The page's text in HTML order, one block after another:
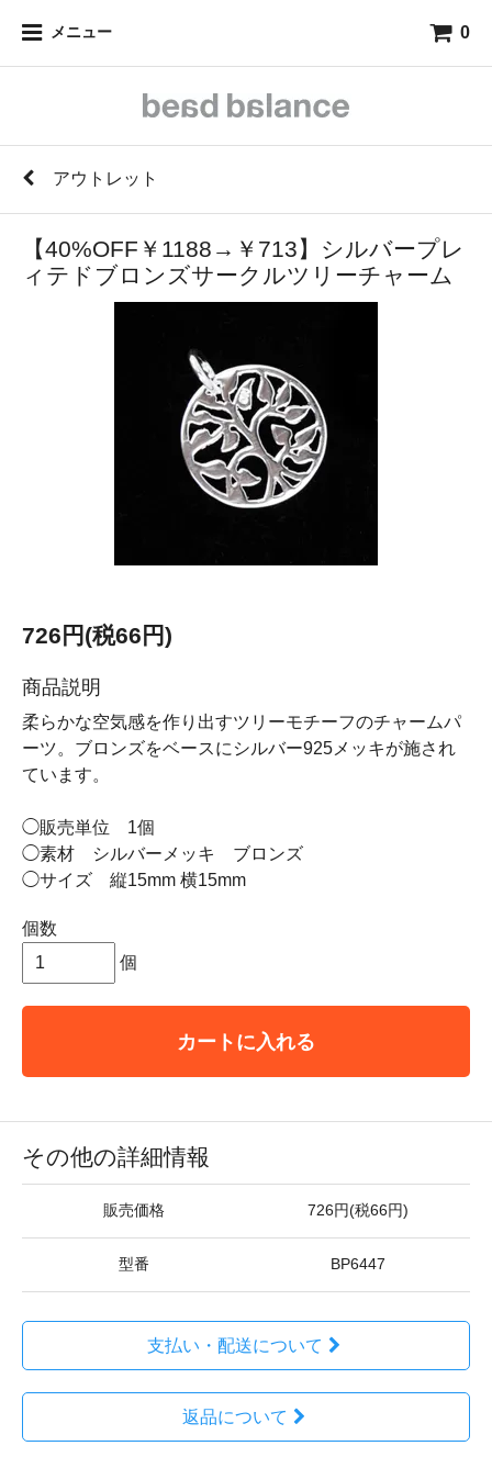
メニュー 0
アウトレット
【40%OFF￥1188→￥713】シルバープレ
ィテドブロンズサークルツリーチャーム
726円(税66円)
商品説明
柔らかな空気感を作り出すツリーモチーフのチャームパ
ーツ。ブロンズをベースにシルバー925メッキが施され
ています。
◯販売単位 1個
◯素材 シルバーメッキ ブロンズ
◯サイズ 縦15mm 横15mm
個数
個
カートに入れる
その他の詳細情報
販売価格 726円(税66円)
型番 BP6447
支払い・配送について
返品について